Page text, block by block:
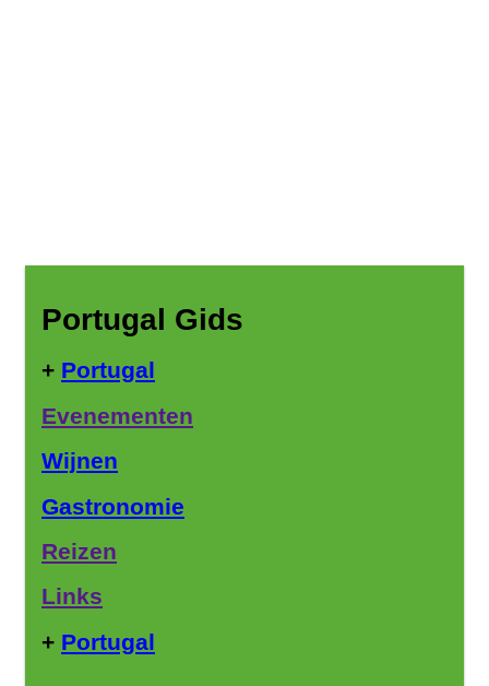
Portugal Gids
+ Portugal
Evenementen
Wijnen
Gastronomie
Reizen
Links
+ Portugal